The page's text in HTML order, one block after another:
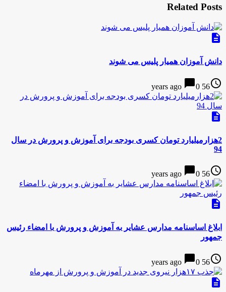
Related Posts
description
دانش آموزان همیار پلیس می شوند
access_time
56 years ago
chat_bubble0
description
2هزارمیلیارد تومان کسری بودجه برای آموزش و پرورش در سال
94
access_time
56 years ago
chat_bubble0
description
ابلاغ اساسنامه مدارس عشایر به آموزش و پرورش با امضاء رئیس
جمهور
access_time
56 years ago
chat_bubble0
description